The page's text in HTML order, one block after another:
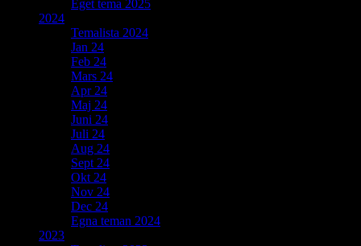
Eget tema 2025
2024
Temalista 2024
Jan 24
Feb 24
Mars 24
Apr 24
Maj 24
Juni 24
Juli 24
Aug 24
Sept 24
Okt 24
Nov 24
Dec 24
Egna teman 2024
2023